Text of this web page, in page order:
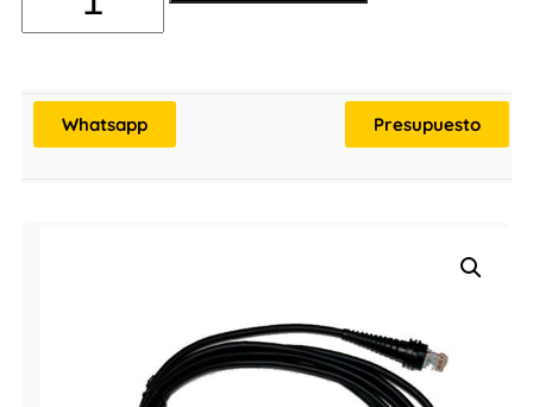
Whatsapp Presupuesto